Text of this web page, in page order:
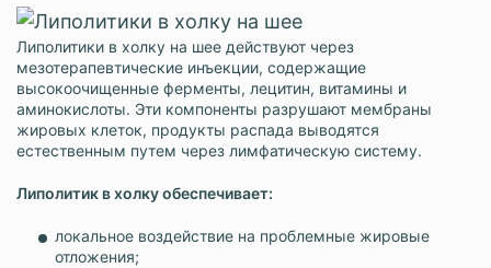
Липолитики в холку на шее действуют через
мезотерапевтические инъекции, содержащие
высокоочищенные ферменты, лецитин, витамины и
аминокислоты. Эти компоненты разрушают мембраны
жировых клеток, продукты распада выводятся
естественным путем через лимфатическую систему.
Липолитик в холку обеспечивает:
локальное воздействие на проблемные жировые
отложения;